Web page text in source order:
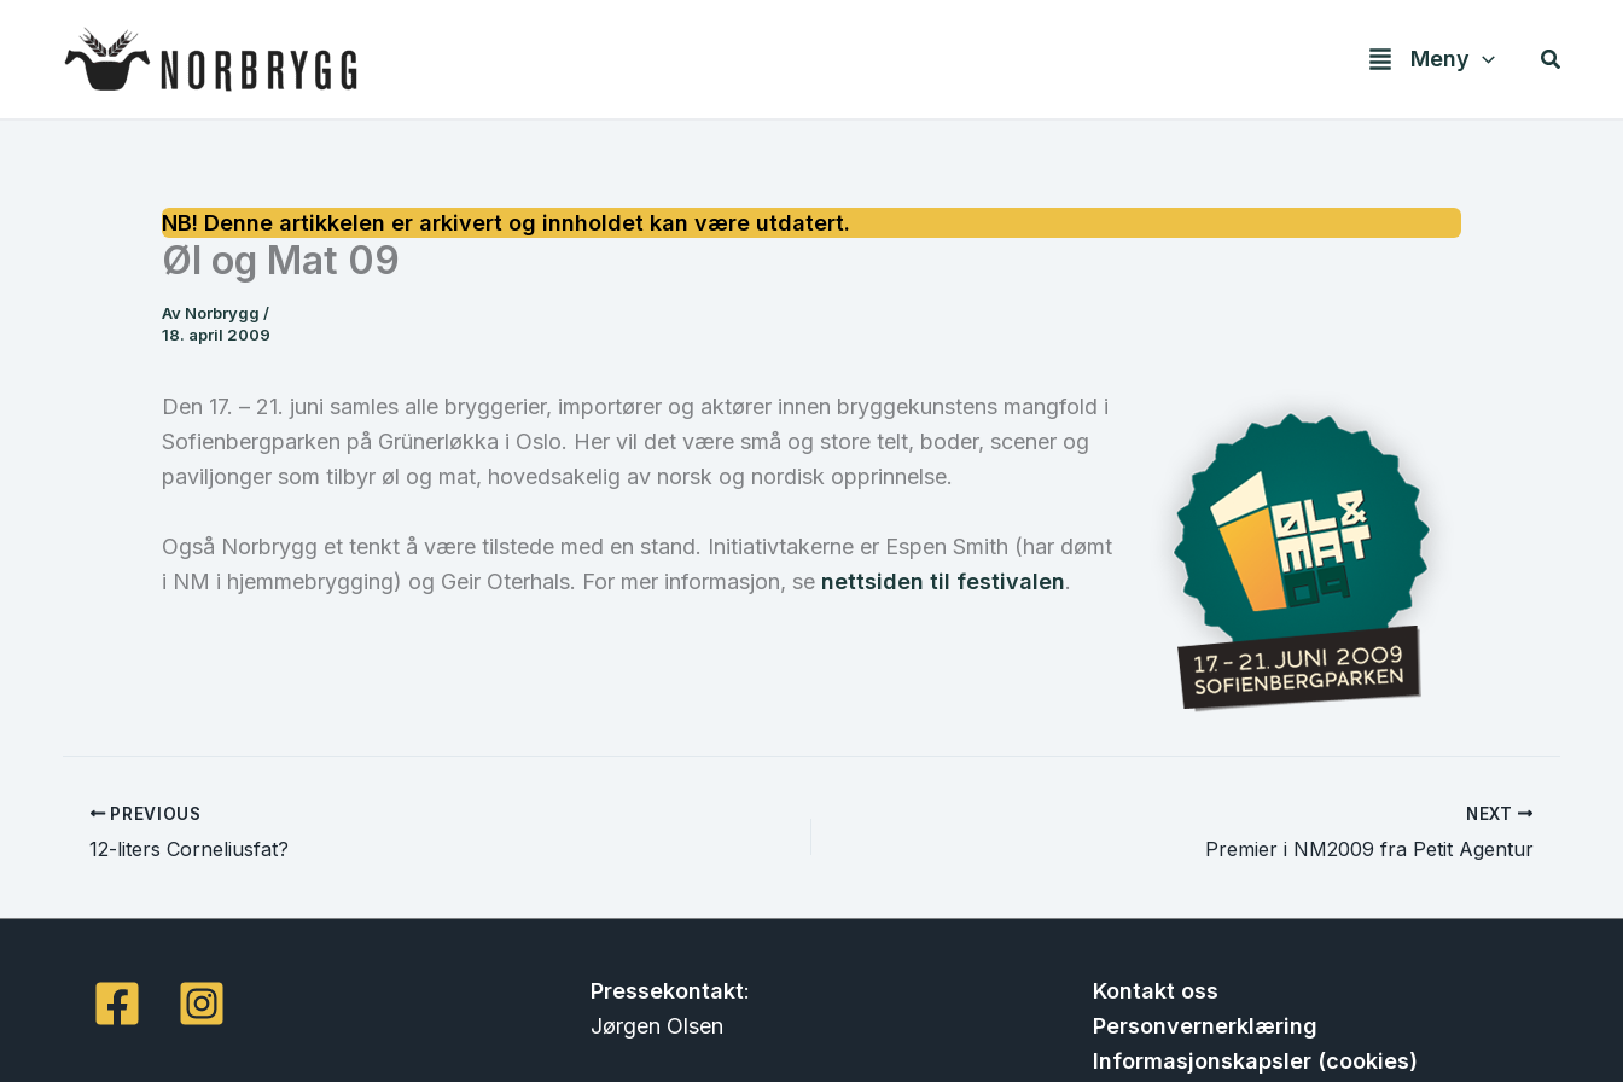
Meny Søk
Øl og Mat 09
Av Norbrygg /
18. april 2009
Den 17. – 21. juni samles alle bryggerier, importører og aktører innen bryggekunstens mangfold i
Sofienbergparken på Grünerløkka i Oslo. Her vil det være små og store telt, boder, scener og
paviljonger som tilbyr øl og mat, hovedsakelig av norsk og nordisk opprinnelse.
Også Norbrygg et tenkt å være tilstede med en stand. Initiativtakerne er Espen Smith (har dømt
i NM i hjemmebrygging) og Geir Oterhals. For mer informasjon, se nettsiden til festivalen.
PREVIOUS
12-liters Corneliusfat?
NEXT
Premier i NM2009 fra Petit Agentur
Pressekontakt:
Jørgen Olsen
Kontakt oss
Personvernerklæring
Informasjonskapsler (cookies)